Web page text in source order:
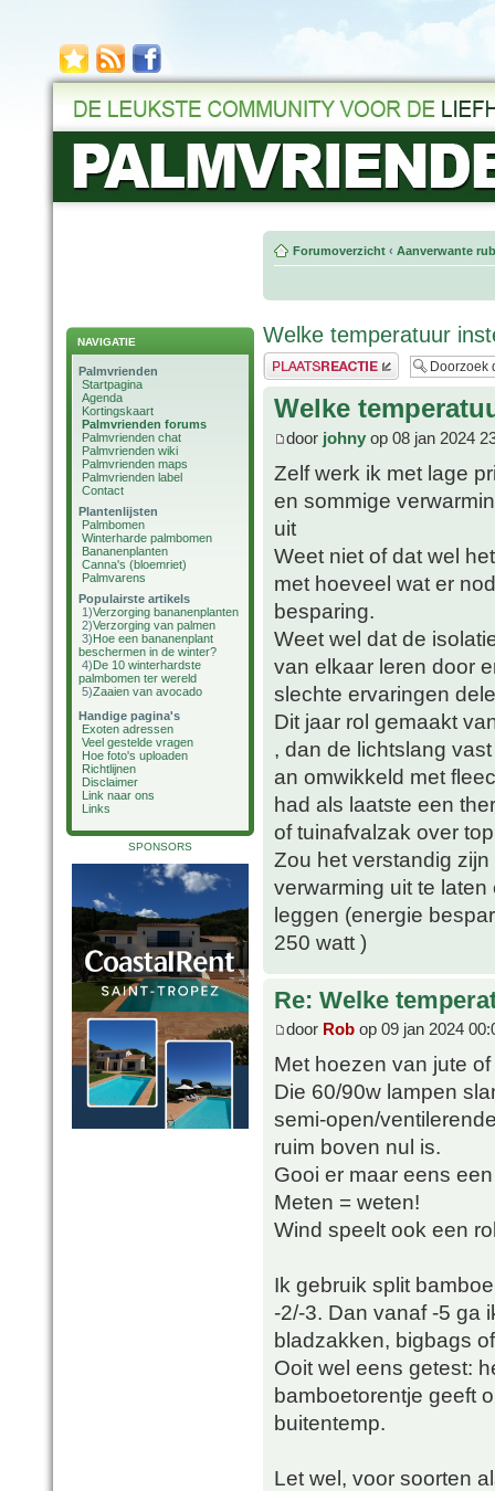
NAVIGATIE
Palmvrienden
Startpagina
Agenda
Kortingskaart
Palmvrienden forums
Palmvrienden chat
Palmvrienden wiki
Palmvrienden maps
Palmvrienden label
Contact
Plantenlijsten
Palmbomen
Winterharde palmbomen
Bananenplanten
Canna's (bloemriet)
Palmvarens
Populairste artikels
1)Verzorging bananenplanten
2)Verzorging van palmen
3)Hoe een bananenplant
beschermen in de winter?
4)De 10 winterhardste
palmbomen ter wereld
5)Zaaien van avocado
Handige pagina's
Exoten adressen
Veel gestelde vragen
Hoe foto's uploaden
Richtlijnen
Disclaimer
Link naar ons
Links
SPONSORS
Forumoverzicht ‹ Aanverwante
Welke temperatuur
Plaats een reactie
Welke
door johny op 08 jan 2024
Zelf werk ik met lage
en sommige
uit
Weet niet of dat wel
met hoeveel wat er
besparing.
Weet wel dat de
van elkaar leren door
slechte ervaringen
Dit jaar rol gemaakt
, dan de lichtslang
an omwikkeld met
had als laatste een
of tuinafvalzak over
Zou het verstandig
verwarming uit te
leggen (energie
250 watt )
Re: Welke
door Rob op 09 jan 2024
Met hoezen van jute
Die 60/90w lampen
semi-open/
ruim boven nul is.
Gooi er maar eens
Meten = weten!
Wind speelt ook een
Ik gebruik split
-2/-3. Dan vanaf -5 ga
bladzakken, bigbags
Ooit wel eens getest:
bamboetorentje geeft
buitentemp.
Let wel, voor soorten